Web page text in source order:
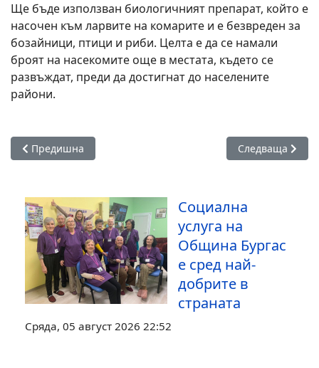
Ще бъде използван биологичният препарат, който е
насочен към ларвите на комарите и е безвреден за
бозайници, птици и риби. Целта е да се намали
броят на насекомите още в местата, където се
развъждат, преди да достигнат до населените
райони.
Предишна статия: Let’s Play превърна Бургас в столица на
Предишна Следваща
Следваща
Социална
услуга на
Община Бургас
е сред най-
добрите в
страната
Сряда, 05 август 2026 22:52